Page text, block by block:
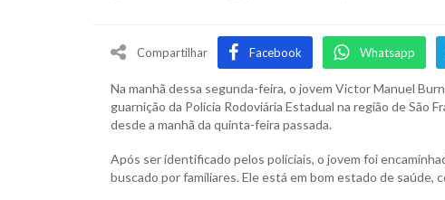
Compartilhar Facebook Whatsapp
Na manhã dessa segunda-feira, o jovem Victor Manuel
guarnição da Polícia Rodoviária Estadual na região de São
desde a manhã da quinta-feira passada.
Após ser identificado pelos policiais, o jovem foi
buscado por familiares. Ele está em bom estado de saúde,